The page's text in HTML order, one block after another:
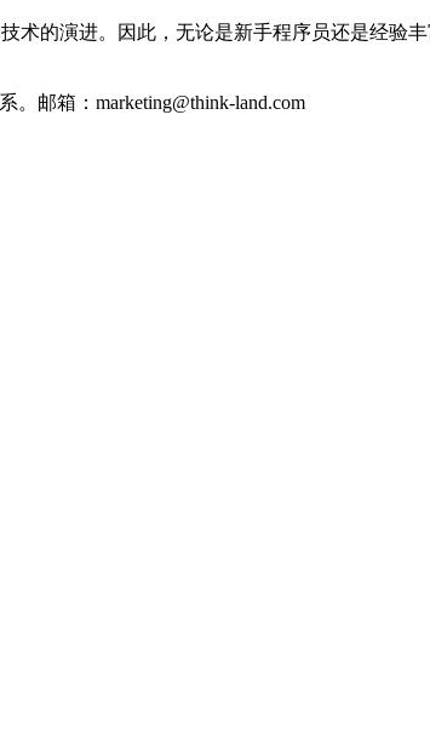
术的演进。因此，无论是新手程序员还是经验
邮箱：marketing@think-land.com